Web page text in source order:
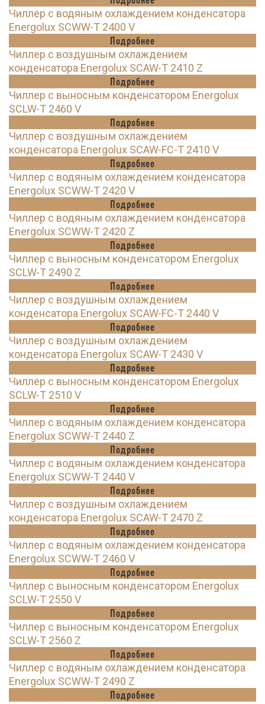
Чиллер с водяным охлаждением конденсатора
Energolux SCWW-T 2400 V
Подробнее
Чиллер с воздушным охлаждением
конденсатора Energolux SCAW-T 2410 Z
Подробнее
Чиллер с выносным конденсатором Energolux
SCLW-T 2460 V
Подробнее
Чиллер с воздушным охлаждением
конденсатора Energolux SCAW-FC-T 2410 V
Подробнее
Чиллер с водяным охлаждением конденсатора
Energolux SCWW-T 2420 V
Подробнее
Чиллер с водяным охлаждением конденсатора
Energolux SCWW-T 2420 Z
Подробнее
Чиллер с выносным конденсатором Energolux
SCLW-T 2490 Z
Подробнее
Чиллер с воздушным охлаждением
конденсатора Energolux SCAW-FC-T 2440 V
Подробнее
Чиллер с воздушным охлаждением
конденсатора Energolux SCAW-T 2430 V
Подробнее
Чиллер с выносным конденсатором Energolux
SCLW-T 2510 V
Подробнее
Чиллер с водяным охлаждением конденсатора
Energolux SCWW-T 2440 Z
Подробнее
Чиллер с водяным охлаждением конденсатора
Energolux SCWW-T 2440 V
Подробнее
Чиллер с воздушным охлаждением
конденсатора Energolux SCAW-T 2470 Z
Подробнее
Чиллер с водяным охлаждением конденсатора
Energolux SCWW-T 2460 V
Подробнее
Чиллер с выносным конденсатором Energolux
SCLW-T 2550 V
Подробнее
Чиллер с выносным конденсатором Energolux
SCLW-T 2560 Z
Подробнее
Чиллер с водяным охлаждением конденсатора
Energolux SCWW-T 2490 Z
Подробнее